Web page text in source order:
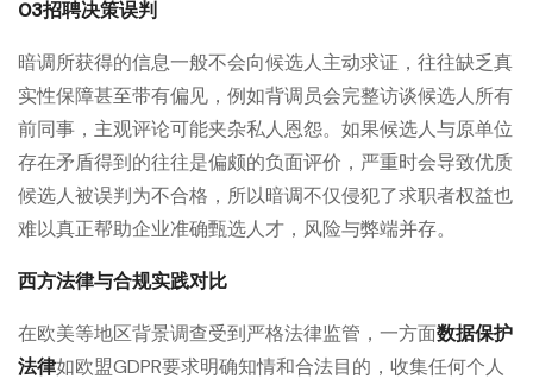
03招聘决策误判
暗调所获得的信息一般不会向候选人主动求证，往往缺乏真
实性保障甚至带有偏见，例如背调员会完整访谈候选人所有
前同事，主观评论可能夹杂私人恩怨。如果候选人与原单位
存在矛盾得到的往往是偏颇的负面评价，严重时会导致优质
候选人被误判为不合格，所以暗调不仅侵犯了求职者权益也
难以真正帮助企业准确甄选人才，风险与弊端并存。
西方法律与合规实践对比
在欧美等地区背景调查受到严格法律监管，一方面数据保护
法律如欧盟GDPR要求明确知情和合法目的，收集任何个人